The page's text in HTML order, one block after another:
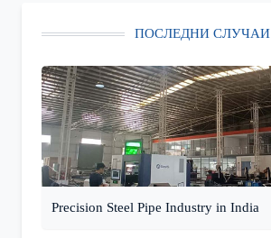
ПОСЛЕДНИ СЛУЧАИ
Precision Steel Pipe Industry in India